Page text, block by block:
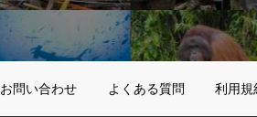
お問い合わせ よくある質問 利用規